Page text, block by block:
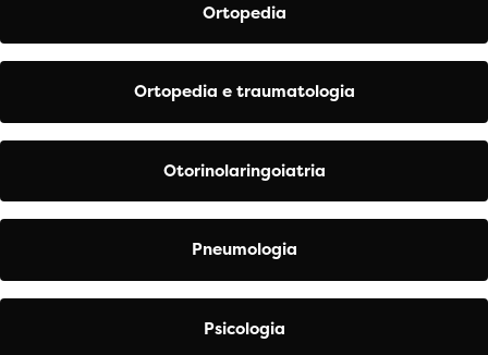
Ortopedia
Ortopedia e traumatologia
Otorinolaringoiatria
Pneumologia
Psicologia